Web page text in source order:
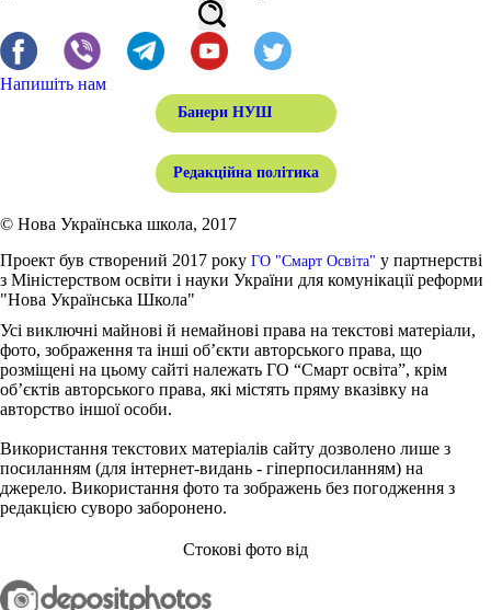
Напишіть нам
Банери НУШ
Редакційна політика
© Нова Українська школа, 2017
Проект був створений 2017 року ГО "Смарт Освіта" у партнерстві
з Міністерством освіти і науки України для комунікації реформи
"Нова Українська Школа"
Усі виключні майнові й немайнові права на текстові матеріали,
фото, зображення та інші об’єкти авторського права, що
розміщені на цьому сайті належать ГО “Смарт освіта”, крім
об’єктів авторського права, які містять пряму вказівку на
авторство іншої особи.
Використання текстових матеріалів сайту дозволено лише з
посиланням (для інтернет-видань - гіперпосиланням) на
джерело. Використання фото та зображень без погодження з
редакцією суворо заборонено.
Стокові фото від